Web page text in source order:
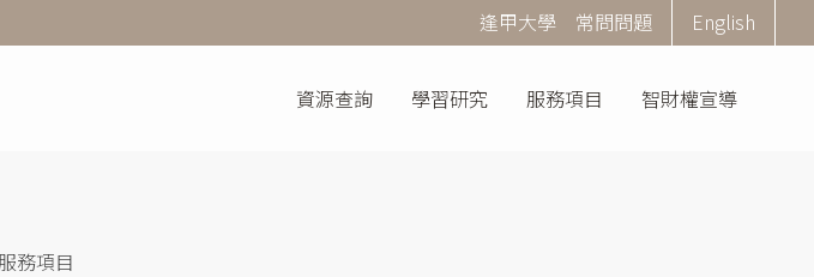
Corner
Menu
逢甲大學 常問問題 English
資源查詢 學習研究 服務項目 智財權宣導
服務項目